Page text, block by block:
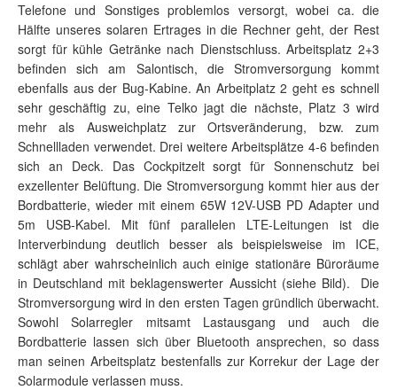
Telefone und Sonstiges problemlos versorgt, wobei ca. die
Hälfte unseres solaren Ertrages in die Rechner geht, der Rest
sorgt für kühle Getränke nach Dienstschluss. Arbeitsplatz 2+3
befinden sich am Salontisch, die Stromversorgung kommt
ebenfalls aus der Bug-Kabine. An Arbeitplatz 2 geht es schnell
sehr geschäftig zu, eine Telko jagt die nächste, Platz 3 wird
mehr als Ausweichplatz zur Ortsveränderung, bzw. zum
Schnellladen verwendet. Drei weitere Arbeitsplätze 4-6 befinden
sich an Deck. Das Cockpitzelt sorgt für Sonnenschutz bei
exzellenter Belüftung. Die Stromversorgung kommt hier aus der
Bordbatterie, wieder mit einem 65W 12V-USB PD Adapter und
5m USB-Kabel. Mit fünf parallelen LTE-Leitungen ist die
Interverbindung deutlich besser als beispielsweise im ICE,
schlägt aber wahrscheinlich auch einige stationäre Büroräume
in Deutschland mit beklagenswerter Aussicht (siehe Bild). Die
Stromversorgung wird in den ersten Tagen gründlich überwacht.
Sowohl Solarregler mitsamt Lastausgang und auch die
Bordbatterie lassen sich über Bluetooth ansprechen, so dass
man seinen Arbeitsplatz bestenfalls zur Korrekur der Lage der
Solarmodule verlassen muss.